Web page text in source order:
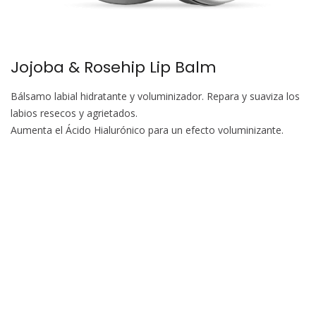
Jojoba & Rosehip Lip Balm
Bálsamo labial hidratante y voluminizador. Repara y suaviza los
labios resecos y agrietados.
Aumenta el Ácido Hialurónico para un efecto voluminizante.